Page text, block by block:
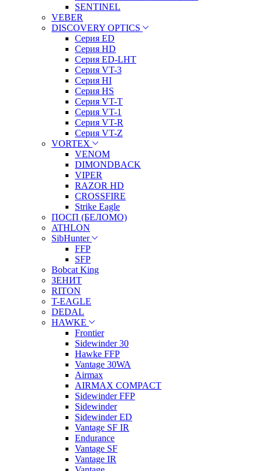
SENTINEL
VEBER
DISCOVERY OPTICS
Серия ED
Серия HD
Серия ED-LHT
Серия VT-3
Серия HI
Серия HS
Серия VT-T
Серия VT-1
Серия VT-R
Серия VT-Z
VORTEX
VENOM
DIMONDBACK
VIPER
RAZOR HD
CROSSFIRE
Strike Eagle
ПОСП (БЕЛОМО)
ATHLON
SibHunter
FFP
SFP
Bobcat King
ЗЕНИТ
RITON
T-EAGLE
DEDAL
HAWKE
Frontier
Sidewinder 30
Hawke FFP
Vantage 30WA
Airmax
AIRMAX COMPACT
Sidewinder FFP
Sidewinder
Sidewinder ED
Vantage SF IR
Endurance
Vantage SF
Vantage IR